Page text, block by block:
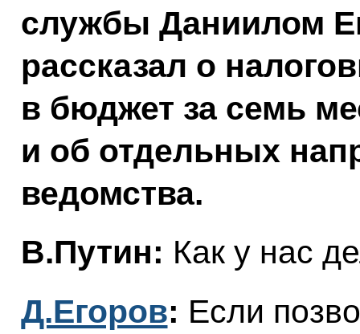
службы Даниилом
рассказал о
в бюджет за семь
и об отдельных
ведомства.
В.Путин: Как у нас
Д.Егоров: Если